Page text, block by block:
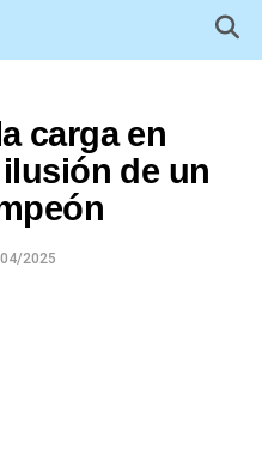
carga en
de un
2025